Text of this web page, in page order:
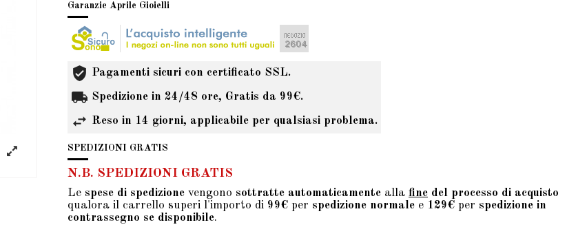
Garanzie Aprile Gioielli
Pagamenti sicuri con certificato SSL.
Spedizione in 24/48 ore, Gratis da 99€.
Reso in 14 giorni, applicabile per qualsiasi problema.
SPEDIZIONI GRATIS
N.B. SPEDIZIONI GRATIS
Le spese di spedizione vengono sottratte automaticamente alla fine del processo di acquisto
qualora il carrello superi l'importo di 99€ per spedizione normale e 129€ per spedizione in
contrassegno se disponibile.